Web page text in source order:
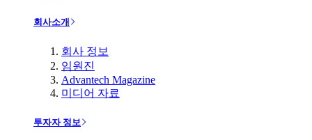
회사소개
회사 정보
임원진
Advantech Magazine
미디어 자료
투자자 정보